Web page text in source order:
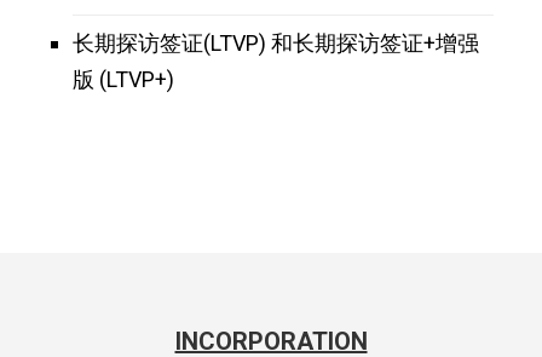
长期探访签证(LTVP) 和长期探访签证+增强
版 (LTVP+)
INCORPORATION